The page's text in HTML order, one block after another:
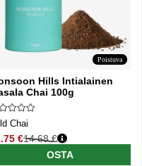
Poistuva
Hills Intialainen
Chai 100g
Chai
€ hinta
14.68 €
OSTA